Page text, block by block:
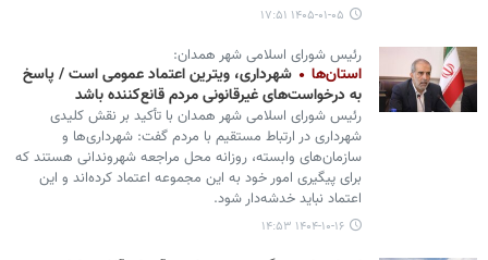
۱۴۰۵-۰۱-۰۵ ۱۷:۵۱
رئیس شورای اسلامی شهر همدان:
استان‌ها
شهرداری، ویترین اعتماد عمومی است / پاسخ
به درخواست‌های غیرقانونی مردم قانع‌کننده باشد
رئیس شورای اسلامی شهر همدان با تأکید بر نقش کلیدی
شهرداری در ارتباط مستقیم با مردم ‌گفت: شهرداری‌ها و
سازمان‌های وابسته، روزانه محل مراجعه شهروندانی هستند که
برای پیگیری امور خود به این مجموعه اعتماد کرده‌اند و این
اعتماد نباید خدشه‌دار شود.
۱۴۰۴-۱۰-۱۶ ۱۴:۵۳